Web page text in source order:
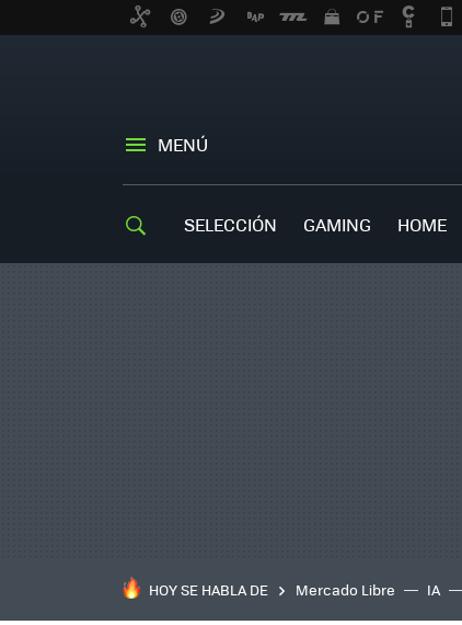
MENÚ
SELECCIÓN GAMING HOME
HOY SE HABLA DE Mercado Libre IA